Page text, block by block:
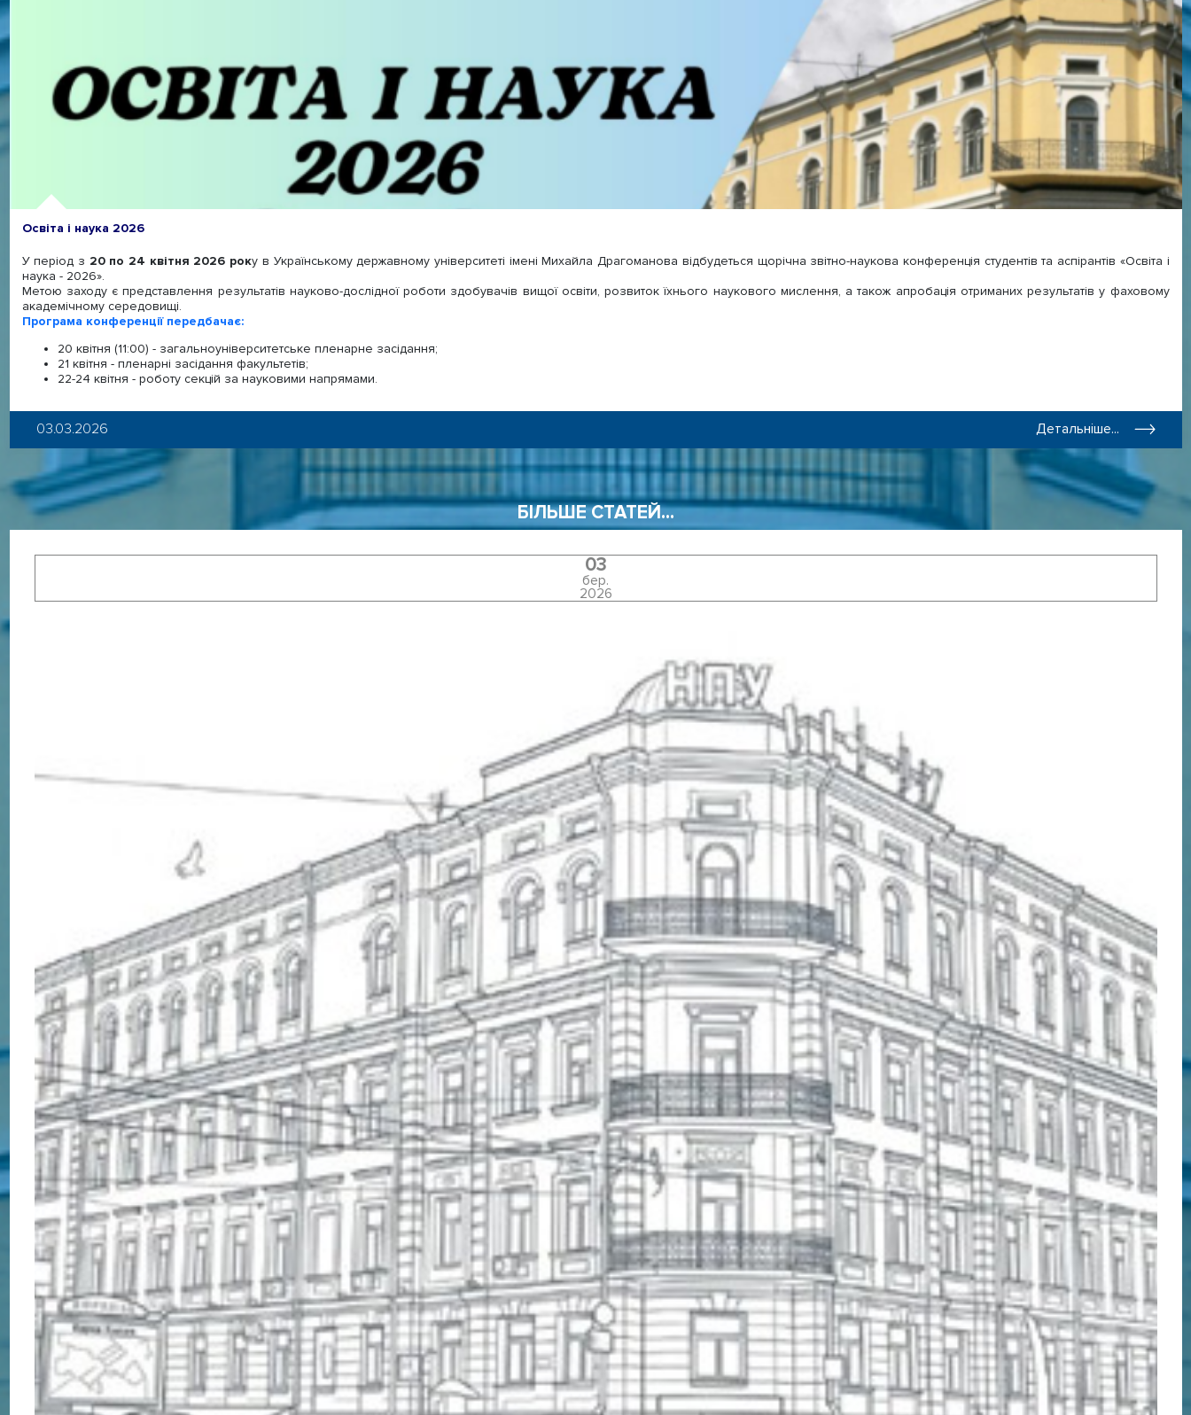
Освіта і наука 2026
У період з 20 по 24 квітня 2026 року в Українському державному університеті імені Михайла Драгоманова відбудеться щорічна звітно-наукова конференція студентів та аспірантів «Освіта і
наука - 2026».
Метою заходу є представлення результатів науково-дослідної роботи здобувачів вищої освіти, розвиток їхнього наукового мислення, а також апробація отриманих результатів у фаховому
академічному середовищі.
Програма конференції передбачає:
20 квітня (11:00) - загальноуніверситетське пленарне засідання;
21 квітня - пленарні засідання факультетів;
22-24 квітня - роботу секцій за науковими напрямами.
03.03.2026 Детальніше...
БІЛЬШЕ СТАТЕЙ...
03
бер.
2026